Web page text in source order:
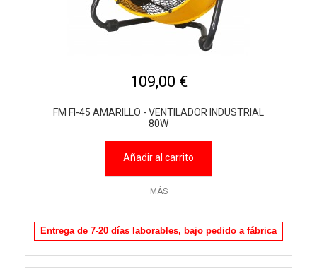
109,00 €
FM FI-45 AMARILLO - VENTILADOR INDUSTRIAL
80W
Añadir al carrito
MÁS
Entrega de 7-20 días laborables, bajo pedido a fábrica